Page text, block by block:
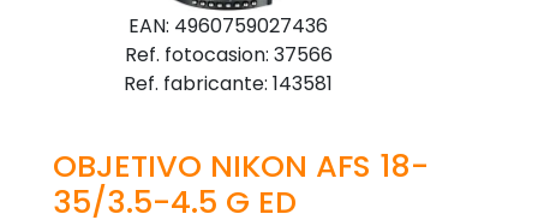
EAN: 4960759027436
Ref. fotocasion: 37566
Ref. fabricante: 143581
OBJETIVO NIKON AFS 18-
35/3.5-4.5 G ED